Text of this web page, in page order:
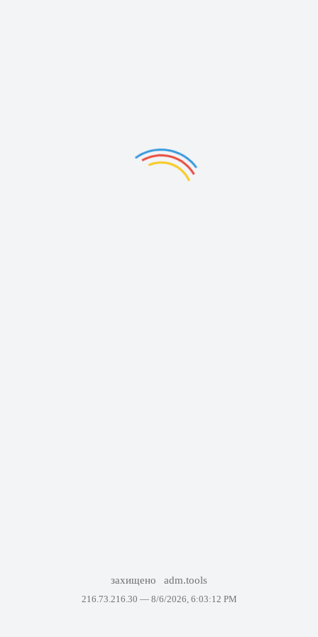
захищено adm.tools
216.73.216.30 — 8/6/2026, 6:03:12 PM